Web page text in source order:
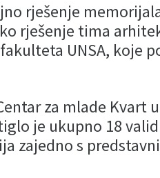
rješenje
rješenje tima
UNSA, koje
za mlade Kvart
je ukupno 18
zajedno s